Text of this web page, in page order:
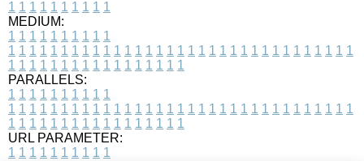
1 1 1 1 1 1 1 1 1 1
MEDIUM:
1 1 1 1 1 1 1 1 1 1
1 1 1 1 1 1 1 1 1 1 1 1 1 1 1 1 1 1 1 1 1 1 1 1 1 1 1 1 1 1 1 1 1
1 1 1 1 1 1 1 1 1 1 1 1 1 1 1 1 1
PARALLELS:
1 1 1 1 1 1 1 1 1 1
1 1 1 1 1 1 1 1 1 1 1 1 1 1 1 1 1 1 1 1 1 1 1 1 1 1 1 1 1 1 1 1 1
1 1 1 1 1 1 1 1 1 1 1 1 1 1 1 1 1
URL PARAMETER:
1 1 1 1 1 1 1 1 1 1